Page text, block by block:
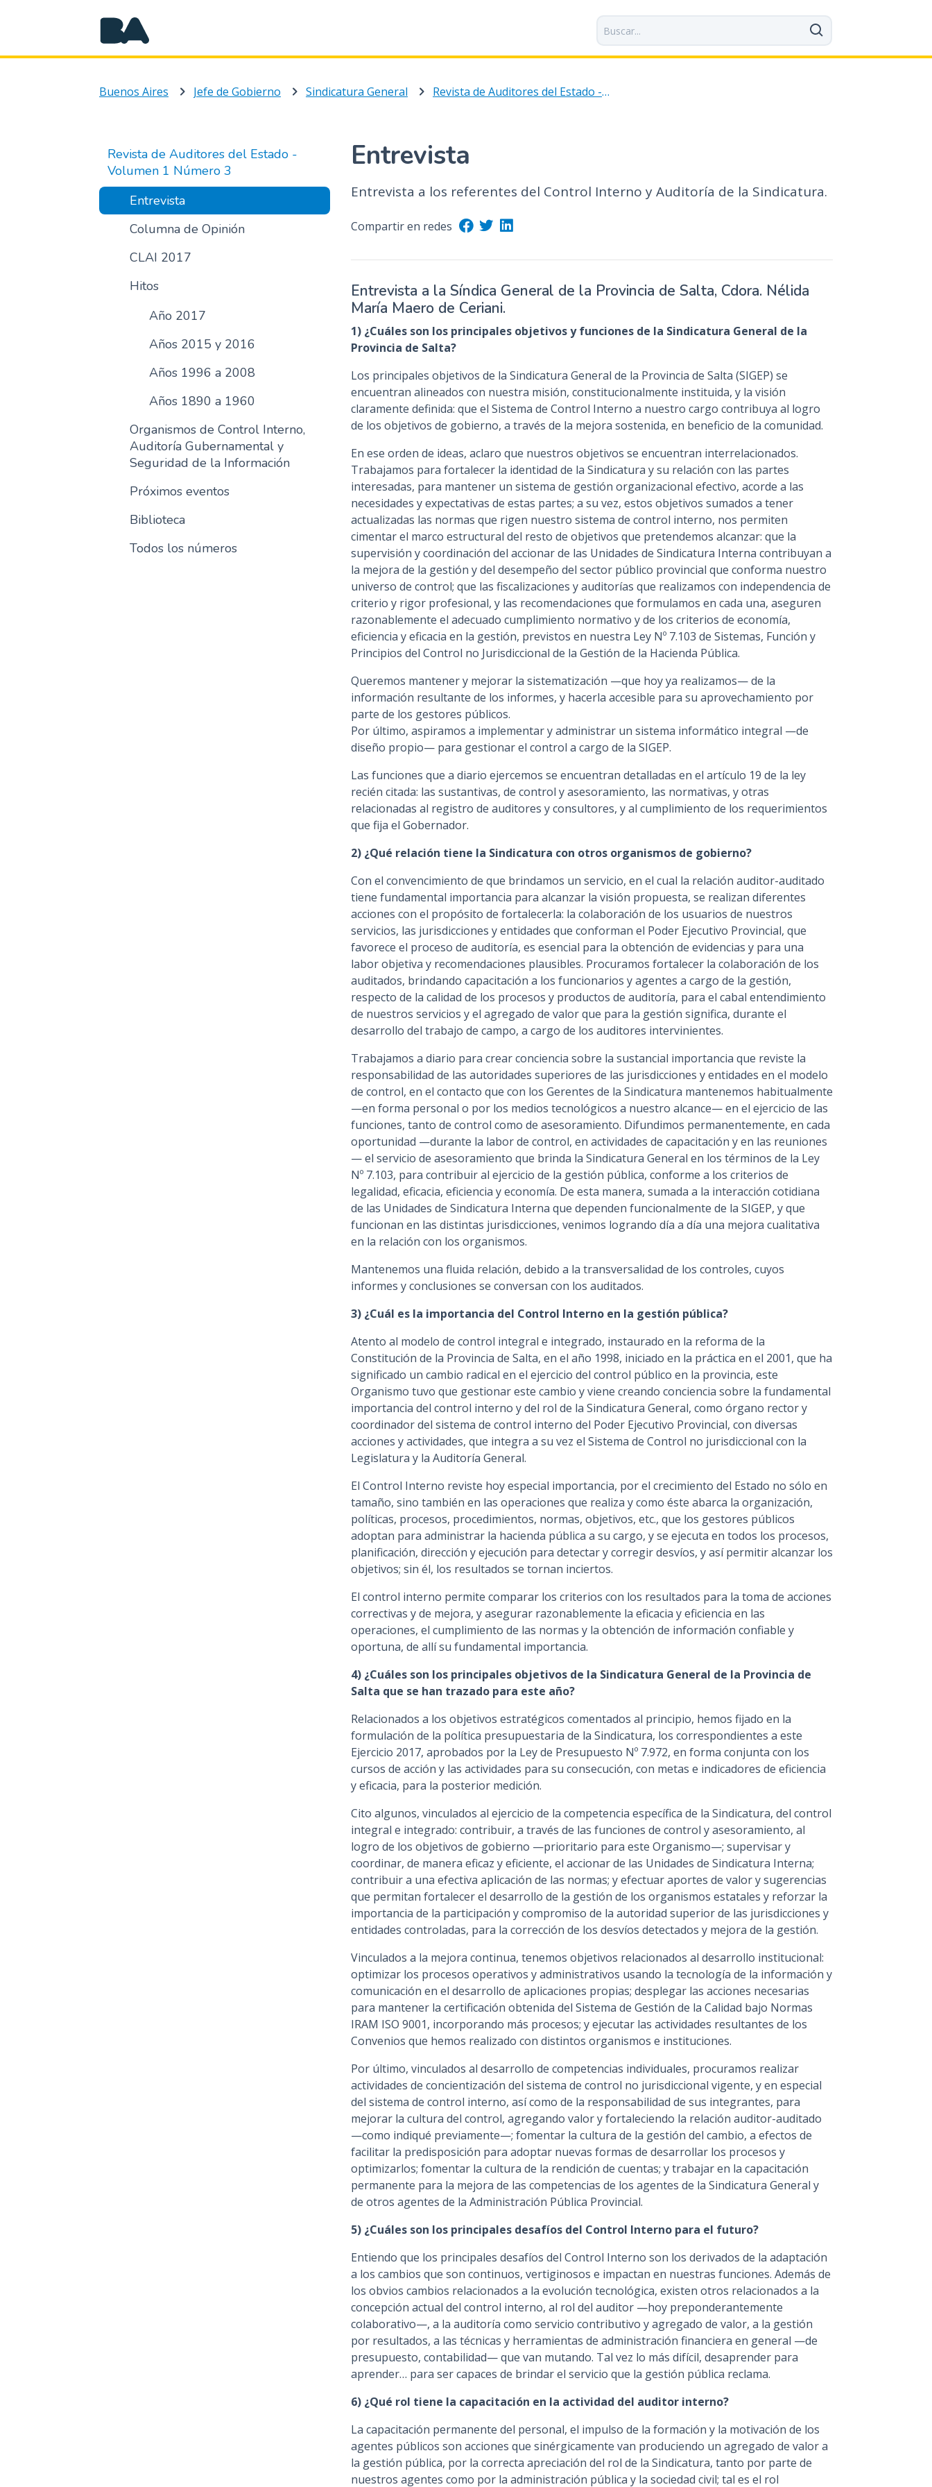
a
a
n
e
i
o
r
i
n
p
a
l
Buenos Aires Jefe de Gobierno Sindicatura General Revista de Auditores del Estado - Volumen 1 Número 3
Revista de Auditores del Estado -
Volumen 1 Número 3
Entrevista
Columna de Opinión
CLAI 2017
Hitos
Año 2017
Años 2015 y 2016
Años 1996 a 2008
Años 1890 a 1960
Organismos de Control Interno,
Auditoría Gubernamental y
Seguridad de la Información
Próximos eventos
Biblioteca
Todos los números
Entrevista
Entrevista a los referentes del Control Interno y Auditoría de la Sindicatura.
Compartir en redes
Entrevista a la Síndica General de la Provincia de Salta, Cdora. Nélida
María Maero de Ceriani.
1) ¿Cuáles son los principales objetivos y funciones de la Sindicatura General de la
Provincia de Salta?
Los principales objetivos de la Sindicatura General de la Provincia de Salta (SIGEP) se
encuentran alineados con nuestra misión, constitucionalmente instituida, y la visión
claramente definida: que el Sistema de Control Interno a nuestro cargo contribuya al logro
de los objetivos de gobierno, a través de la mejora sostenida, en beneficio de la comunidad.
En ese orden de ideas, aclaro que nuestros objetivos se encuentran interrelacionados.
Trabajamos para fortalecer la identidad de la Sindicatura y su relación con las partes
interesadas, para mantener un sistema de gestión organizacional efectivo, acorde a las
necesidades y expectativas de estas partes; a su vez, estos objetivos sumados a tener
actualizadas las normas que rigen nuestro sistema de control interno, nos permiten
cimentar el marco estructural del resto de objetivos que pretendemos alcanzar: que la
supervisión y coordinación del accionar de las Unidades de Sindicatura Interna contribuyan a
la mejora de la gestión y del desempeño del sector público provincial que conforma nuestro
universo de control; que las fiscalizaciones y auditorías que realizamos con independencia de
criterio y rigor profesional, y las recomendaciones que formulamos en cada una, aseguren
razonablemente el adecuado cumplimiento normativo y de los criterios de economía,
eficiencia y eficacia en la gestión, previstos en nuestra Ley Nº 7.103 de Sistemas, Función y
Principios del Control no Jurisdiccional de la Gestión de la Hacienda Pública.
Queremos mantener y mejorar la sistematización —que hoy ya realizamos— de la
información resultante de los informes, y hacerla accesible para su aprovechamiento por
parte de los gestores públicos.
Por último, aspiramos a implementar y administrar un sistema informático integral —de
diseño propio— para gestionar el control a cargo de la SIGEP.
Las funciones que a diario ejercemos se encuentran detalladas en el artículo 19 de la ley
recién citada: las sustantivas, de control y asesoramiento, las normativas, y otras
relacionadas al registro de auditores y consultores, y al cumplimiento de los requerimientos
que fija el Gobernador.
2) ¿Qué relación tiene la Sindicatura con otros organismos de gobierno?
Con el convencimiento de que brindamos un servicio, en el cual la relación auditor-auditado
tiene fundamental importancia para alcanzar la visión propuesta, se realizan diferentes
acciones con el propósito de fortalecerla: la colaboración de los usuarios de nuestros
servicios, las jurisdicciones y entidades que conforman el Poder Ejecutivo Provincial, que
favorece el proceso de auditoría, es esencial para la obtención de evidencias y para una
labor objetiva y recomendaciones plausibles. Procuramos fortalecer la colaboración de los
auditados, brindando capacitación a los funcionarios y agentes a cargo de la gestión,
respecto de la calidad de los procesos y productos de auditoría, para el cabal entendimiento
de nuestros servicios y el agregado de valor que para la gestión significa, durante el
desarrollo del trabajo de campo, a cargo de los auditores intervinientes.
Trabajamos a diario para crear conciencia sobre la sustancial importancia que reviste la
responsabilidad de las autoridades superiores de las jurisdicciones y entidades en el modelo
de control, en el contacto que con los Gerentes de la Sindicatura mantenemos habitualmente
—en forma personal o por los medios tecnológicos a nuestro alcance— en el ejercicio de las
funciones, tanto de control como de asesoramiento. Difundimos permanentemente, en cada
oportunidad —durante la labor de control, en actividades de capacitación y en las reuniones
— el servicio de asesoramiento que brinda la Sindicatura General en los términos de la Ley
Nº 7.103, para contribuir al ejercicio de la gestión pública, conforme a los criterios de
legalidad, eficacia, eficiencia y economía. De esta manera, sumada a la interacción cotidiana
de las Unidades de Sindicatura Interna que dependen funcionalmente de la SIGEP, y que
funcionan en las distintas jurisdicciones, venimos logrando día a día una mejora cualitativa
en la relación con los organismos.
Mantenemos una fluida relación, debido a la transversalidad de los controles, cuyos
informes y conclusiones se conversan con los auditados.
3) ¿Cuál es la importancia del Control Interno en la gestión pública?
Atento al modelo de control integral e integrado, instaurado en la reforma de la
Constitución de la Provincia de Salta, en el año 1998, iniciado en la práctica en el 2001, que ha
significado un cambio radical en el ejercicio del control público en la provincia, este
Organismo tuvo que gestionar este cambio y viene creando conciencia sobre la fundamental
importancia del control interno y del rol de la Sindicatura General, como órgano rector y
coordinador del sistema de control interno del Poder Ejecutivo Provincial, con diversas
acciones y actividades, que integra a su vez el Sistema de Control no jurisdiccional con la
Legislatura y la Auditoría General.
El Control Interno reviste hoy especial importancia, por el crecimiento del Estado no sólo en
tamaño, sino también en las operaciones que realiza y como éste abarca la organización,
políticas, procesos, procedimientos, normas, objetivos, etc., que los gestores públicos
adoptan para administrar la hacienda pública a su cargo, y se ejecuta en todos los procesos,
planificación, dirección y ejecución para detectar y corregir desvíos, y así permitir alcanzar los
objetivos; sin él, los resultados se tornan inciertos.
El control interno permite comparar los criterios con los resultados para la toma de acciones
correctivas y de mejora, y asegurar razonablemente la eficacia y eficiencia en las
operaciones, el cumplimiento de las normas y la obtención de información confiable y
oportuna, de allí su fundamental importancia.
4) ¿Cuáles son los principales objetivos de la Sindicatura General de la Provincia de
Salta que se han trazado para este año?
Relacionados a los objetivos estratégicos comentados al principio, hemos fijado en la
formulación de la política presupuestaria de la Sindicatura, los correspondientes a este
Ejercicio 2017, aprobados por la Ley de Presupuesto Nº 7.972, en forma conjunta con los
cursos de acción y las actividades para su consecución, con metas e indicadores de eficiencia
y eficacia, para la posterior medición.
Cito algunos, vinculados al ejercicio de la competencia específica de la Sindicatura, del control
integral e integrado: contribuir, a través de las funciones de control y asesoramiento, al
logro de los objetivos de gobierno —prioritario para este Organismo—; supervisar y
coordinar, de manera eficaz y eficiente, el accionar de las Unidades de Sindicatura Interna;
contribuir a una efectiva aplicación de las normas; y efectuar aportes de valor y sugerencias
que permitan fortalecer el desarrollo de la gestión de los organismos estatales y reforzar la
importancia de la participación y compromiso de la autoridad superior de las jurisdicciones y
entidades controladas, para la corrección de los desvíos detectados y mejora de la gestión.
Vinculados a la mejora continua, tenemos objetivos relacionados al desarrollo institucional:
optimizar los procesos operativos y administrativos usando la tecnología de la información y
comunicación en el desarrollo de aplicaciones propias; desplegar las acciones necesarias
para mantener la certificación obtenida del Sistema de Gestión de la Calidad bajo Normas
IRAM ISO 9001, incorporando más procesos; y ejecutar las actividades resultantes de los
Convenios que hemos realizado con distintos organismos e instituciones.
Por último, vinculados al desarrollo de competencias individuales, procuramos realizar
actividades de concientización del sistema de control no jurisdiccional vigente, y en especial
del sistema de control interno, así como de la responsabilidad de sus integrantes, para
mejorar la cultura del control, agregando valor y fortaleciendo la relación auditor-auditado
—como indiqué previamente—; fomentar la cultura de la gestión del cambio, a efectos de
facilitar la predisposición para adoptar nuevas formas de desarrollar los procesos y
optimizarlos; fomentar la cultura de la rendición de cuentas; y trabajar en la capacitación
permanente para la mejora de las competencias de los agentes de la Sindicatura General y
de otros agentes de la Administración Pública Provincial.
5) ¿Cuáles son los principales desafíos del Control Interno para el futuro?
Entiendo que los principales desafíos del Control Interno son los derivados de la adaptación
a los cambios que son continuos, vertiginosos e impactan en nuestras funciones. Además de
los obvios cambios relacionados a la evolución tecnológica, existen otros relacionados a la
concepción actual del control interno, al rol del auditor —hoy preponderantemente
colaborativo—, a la auditoría como servicio contributivo y agregado de valor, a la gestión
por resultados, a las técnicas y herramientas de administración financiera en general —de
presupuesto, contabilidad— que van mutando. Tal vez lo más difícil, desaprender para
aprender… para ser capaces de brindar el servicio que la gestión pública reclama.
6) ¿Qué rol tiene la capacitación en la actividad del auditor interno?
La capacitación permanente del personal, el impulso de la formación y la motivación de los
agentes públicos son acciones que sinérgicamente van produciendo un agregado de valor a
la gestión pública, por la correcta apreciación del rol de la Sindicatura, tanto por parte de
nuestros agentes como por la administración pública y la sociedad civil; tal es el rol